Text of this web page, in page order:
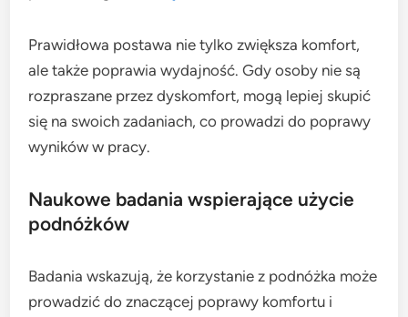
Prawidłowa postawa nie tylko zwiększa komfort,
ale także poprawia wydajność. Gdy osoby nie są
rozpraszane przez dyskomfort, mogą lepiej skupić
się na swoich zadaniach, co prowadzi do poprawy
wyników w pracy.
Naukowe badania wspierające użycie
podnóżków
Badania wskazują, że korzystanie z podnóżka może
prowadzić do znaczącej poprawy komfortu i